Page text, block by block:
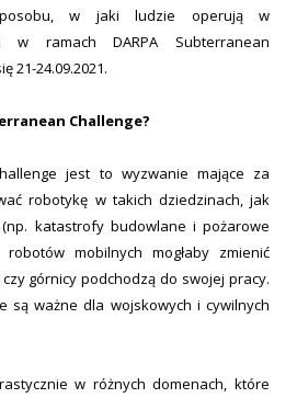
sposobu, w jaki ludzie operują w
w ramach DARPA Subterranean
21-24.09.2021.
Challenge?
jest to wyzwanie mające za
robotykę w takich dziedzinach, jak
katastrofy budowlane i pożarowe
mobilnych mogłaby zmienić
górnicy podchodzą do swojej pracy.
są ważne dla wojskowych i cywilnych
w różnych domenach, które